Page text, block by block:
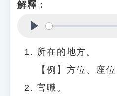
解釋：
所在的地方。
【例】方位、座位
官職。